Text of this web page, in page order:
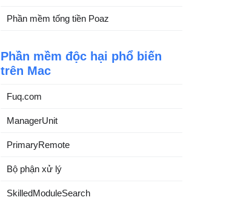
Phần mềm tống tiền Poaz
Phần mềm độc hại phổ biến
trên Mac
Fuq.com
ManagerUnit
PrimaryRemote
Bộ phận xử lý
SkilledModuleSearch